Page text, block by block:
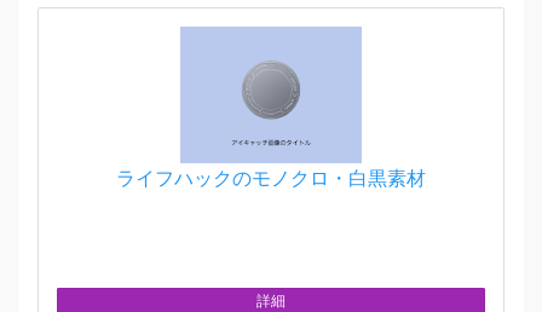
ライフハックのモノクロ・白黒素材
詳細